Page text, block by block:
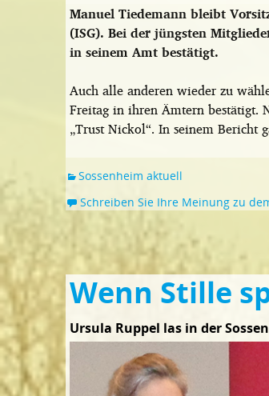
Manuel Tiedemann bleibt
(ISG). Bei der jüngsten
in seinem Amt bestätigt.
Auch alle anderen wieder zu
Freitag in ihren Ämtern bestätigt.
„Trust Nickol“. In seinem Bericht
Sossenheim aktuell
Schreiben Sie Ihre Meinung zu
Wenn Stille
Ursula Ruppel las in der